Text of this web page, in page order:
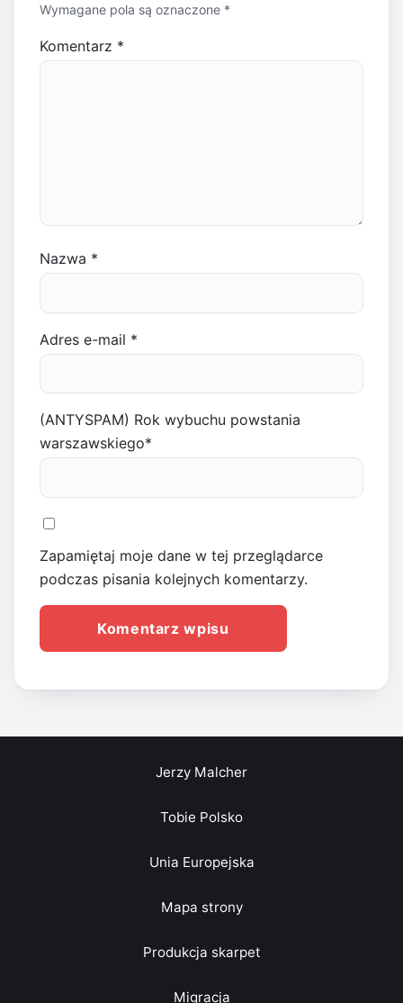
Wymagane pola są oznaczone *
Komentarz *
Nazwa *
Adres e-mail *
(ANTYSPAM) Rok wybuchu powstania
warszawskiego*
Zapamiętaj moje dane w tej przeglądarce
podczas pisania kolejnych komentarzy.
Jerzy Malcher
Tobie Polsko
Unia Europejska
Mapa strony
Produkcja skarpet
Migracja